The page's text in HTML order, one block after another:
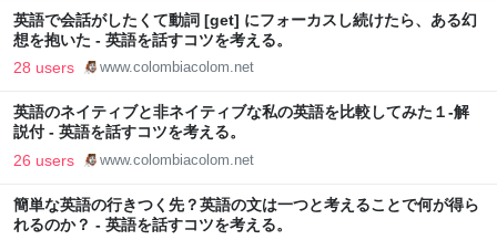
英語で会話がしたくて動詞 [get] にフォーカスし続けたら、ある幻
想を抱いた - 英語を話すコツを考える。
28 users www.colombiacolom.net
英語のネイティブと非ネイティブな私の英語を比較してみた１-解
説付 - 英語を話すコツを考える。
26 users www.colombiacolom.net
簡単な英語の行きつく先？英語の文は一つと考えることで何が得ら
れるのか？ - 英語を話すコツを考える。